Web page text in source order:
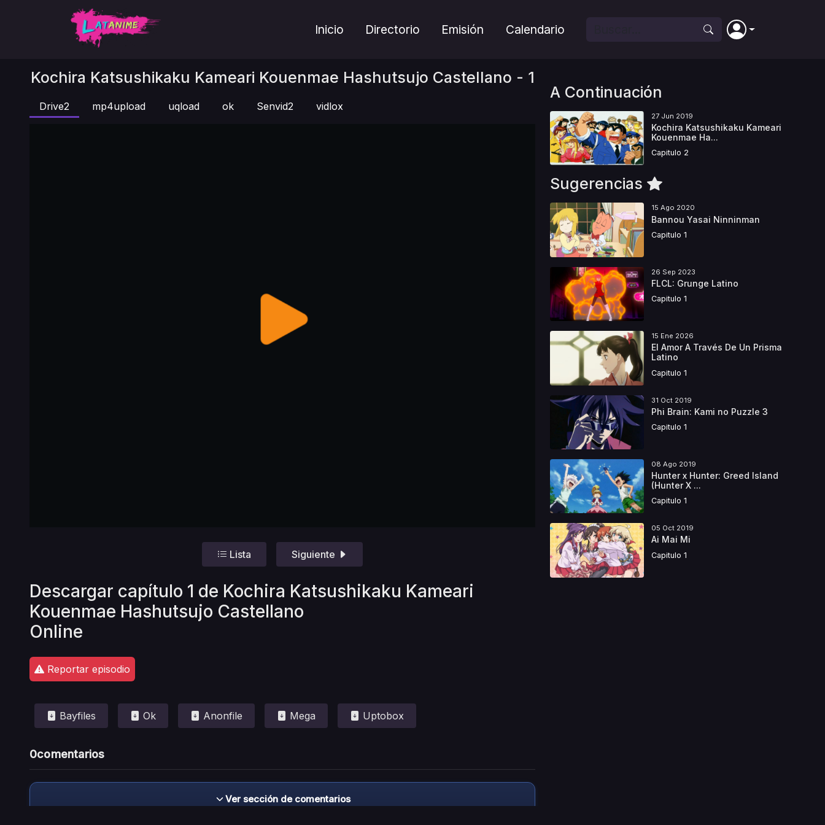
Inicio Directorio Emisión Calendario
Kochira Katsushikaku Kameari Kouenmae Hashutsujo Castellano - 1
Drive2 mp4upload uqload ok Senvid2 vidlox
Lista Siguiente
Descargar capítulo 1 de Kochira Katsushikaku Kameari
Kouenmae Hashutsujo Castellano
Online
Reportar episodio
Bayfiles Ok Anonfile Mega Uptobox
0comentarios
Ver sección de comentarios
A Continuación
27 Jun 2019
Kochira Katsushikaku Kameari
Kouenmae Ha...
Capitulo 2
Sugerencias
15 Ago 2020
Bannou Yasai Ninninman
Capitulo 1
26 Sep 2023
FLCL: Grunge Latino
Capitulo 1
15 Ene 2026
El Amor A Través De Un Prisma
Latino
Capitulo 1
31 Oct 2019
Phi Brain: Kami no Puzzle 3
Capitulo 1
08 Ago 2019
Hunter x Hunter: Greed Island
(Hunter X ...
Capitulo 1
05 Oct 2019
Ai Mai Mi
Capitulo 1